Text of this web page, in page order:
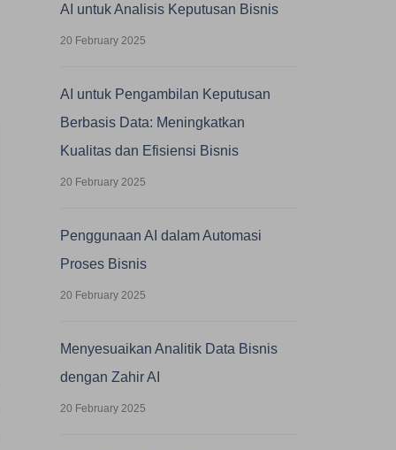
AI untuk Analisis Keputusan Bisnis
20 February 2025
AI untuk Pengambilan Keputusan
Berbasis Data: Meningkatkan
Kualitas dan Efisiensi Bisnis
20 February 2025
Penggunaan AI dalam Automasi
Proses Bisnis
20 February 2025
Menyesuaikan Analitik Data Bisnis
dengan Zahir AI
20 February 2025